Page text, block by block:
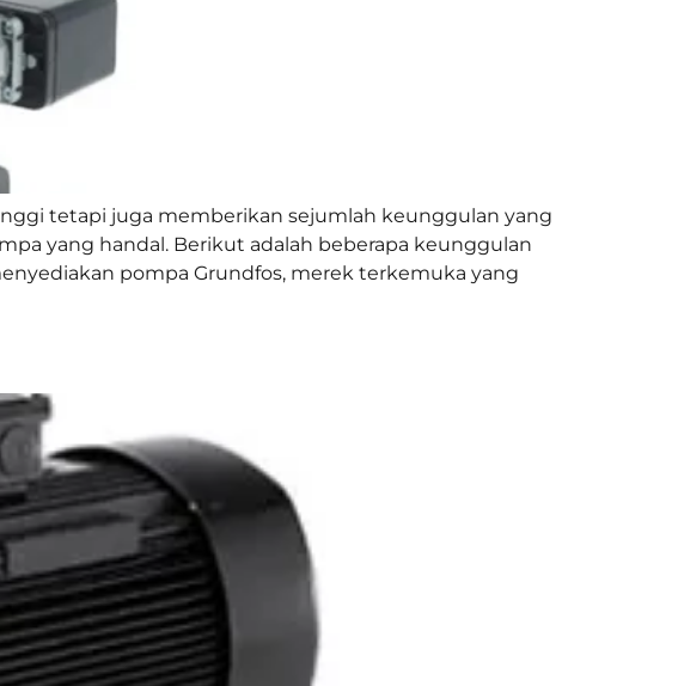
tetapi juga memberikan sejumlah keunggulan yang
yang handal. Berikut adalah beberapa keunggulan
pompa Grundfos, merek terkemuka yang